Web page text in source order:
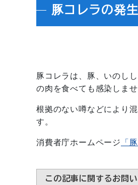
豚コレラの発
豚コレラは、豚、いのし
の肉を食べても感染しませ
根拠のない噂などにより
す。
消費者庁ホームページ 「
この記事に関するお問